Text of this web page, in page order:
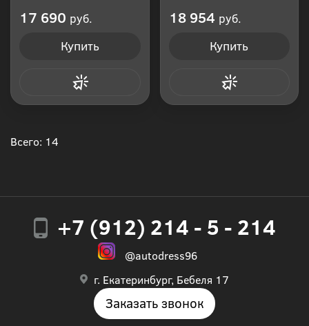
17 690 руб.
Купить
18 954 руб.
Купить
Всего: 14
+7 (912) 214 - 5 - 214
@autodress96
г. Екатеринбург, Бебеля 17
Заказать звонок